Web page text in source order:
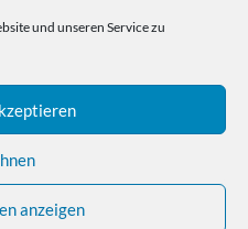
und unseren Service zu
anzeigen